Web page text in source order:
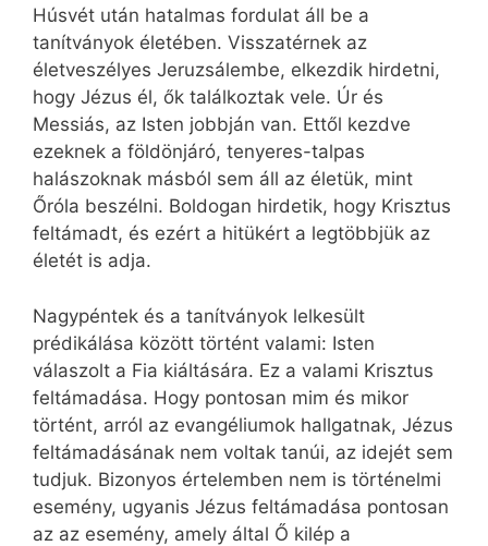
Húsvét után hatalmas fordulat áll be a
tanítványok életében. Visszatérnek az
életveszélyes Jeruzsálembe, elkezdik hirdetni,
hogy Jézus él, ők találkoztak vele. Úr és
Messiás, az Isten jobbján van. Ettől kezdve
ezeknek a földönjáró, tenyeres-talpas
halászoknak másból sem áll az életük, mint
Őróla beszélni. Boldogan hirdetik, hogy Krisztus
feltámadt, és ezért a hitükért a legtöbbjük az
életét is adja.
Nagypéntek és a tanítványok lelkesült
prédikálása között történt valami: Isten
válaszolt a Fia kiáltására. Ez a valami Krisztus
feltámadása. Hogy pontosan mim és mikor
történt, arról az evangéliumok hallgatnak, Jézus
feltámadásának nem voltak tanúi, az idejét sem
tudjuk. Bizonyos értelemben nem is történelmi
esemény, ugyanis Jézus feltámadása pontosan
az az esemény, amely által Ő kilép a